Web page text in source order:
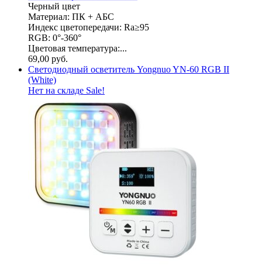
Черный цвет
Материал: ПК + АБС
Индекс цветопередачи: Ra≥95
RGB: 0°-360°
Цветовая температура:...
69,00 руб.
Светодиодный осветитель Yongnuo YN-60 RGB II
(White)
Нет на складе Sale!